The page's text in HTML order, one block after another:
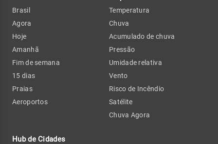
Brasil
Agora
Hoje
Amanhã
Fim de semana
15 dias
Praias
Aeroportos
Hub de Cidades
Temperatura
Chuva
Acumulado de chuva
Pressão
Umidade relativa
Vento
Risco de Incêndio
Satélite
Chuva Agora